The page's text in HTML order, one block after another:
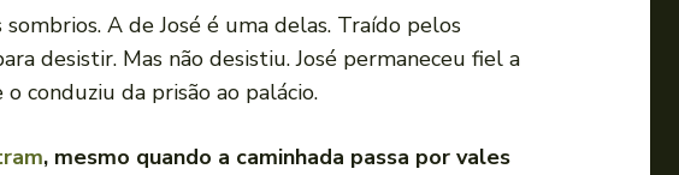
A de José é uma delas. Traído pelos
desistir. Mas não desistiu. José permaneceu fiel a
conduziu da prisão ao palácio.
, mesmo quando a caminhada passa por vales